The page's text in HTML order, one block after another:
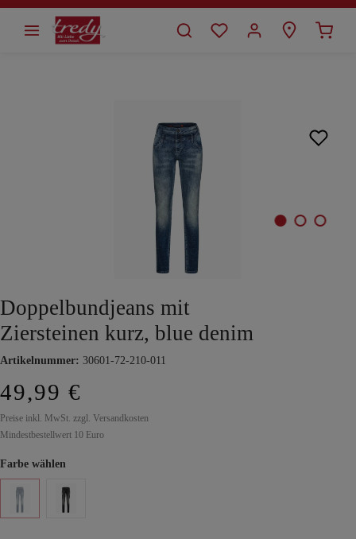
springen
Doppelbundjeans mit
Ziersteinen kurz, blue denim
Artikelnummer: 30601-72-210-011
49,99 €
Preise inkl. MwSt. zzgl. Versandkosten
Mindestbestellwert 10 Euro
Farbe wählen